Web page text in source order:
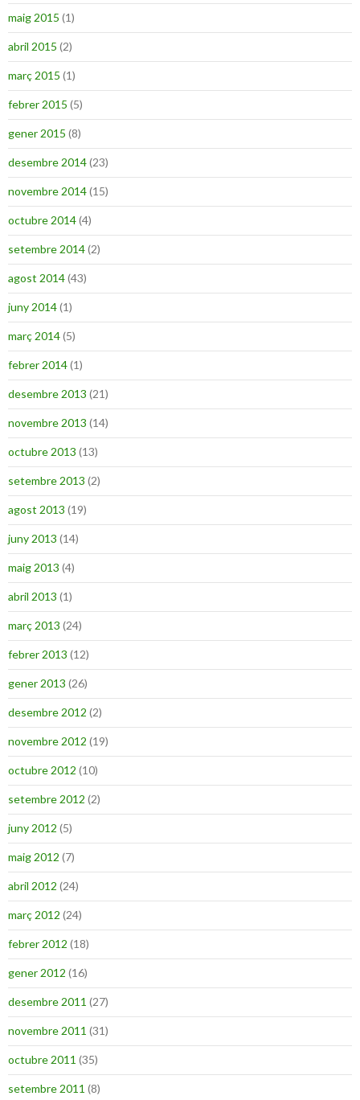
maig 2015 (1)
abril 2015 (2)
març 2015 (1)
febrer 2015 (5)
gener 2015 (8)
desembre 2014(23)
novembre 2014(15)
octubre 2014(4)
setembre 2014(2)
agost 2014(43)
juny 2014(1)
març 2014(5)
febrer 2014(1)
desembre 2013 (21)
novembre 2013 (14)
octubre 2013 (13)
setembre 2013 (2)
agost 2013 (19)
juny 2013 (14)
maig 2013 (4)
abril 2013 (1)
març 2013 (24)
febrer 2013 (12)
gener 2013 (26)
desembre 2012 (2)
novembre 2012 (19)
octubre 2012 (10)
setembre 2012 (2)
juny 2012 (5)
maig 2012 (7)
abril 2012 (24)
març 2012 (24)
febrer 2012 (18)
gener 2012 (16)
desembre 2011 (27)
novembre 2011 (31)
octubre 2011 (35)
setembre 2011 (8)